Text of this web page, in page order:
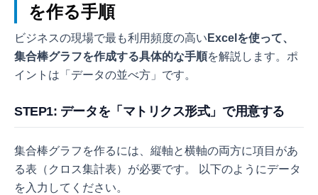
を作る手順
ビジネスの現場で最も利用頻度の高い Excelを使って、
集合棒グラフを作成する具体的な手順を解説します。ポ
イントは「データの並べ方」です。
STEP1: データを「マトリクス形式」で用意する
集合棒グラフを作るには、縦軸と横軸の両方に項目があ
る表（クロス集計表）が必要です。 以下のようにデータ
を入力してください。